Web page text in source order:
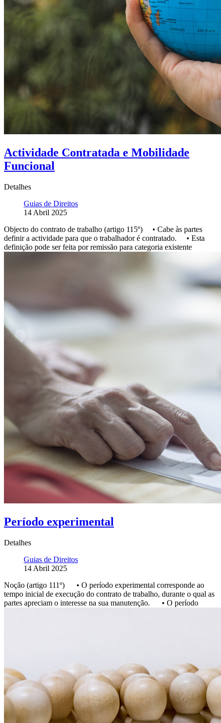
Actividade Contratada e Mobilidade
Funcional
Detalhes
Guias de Direitos
14 Abril 2025
Objecto do contrato de trabalho (artigo 115º) • Cabe às partes
definir a actividade para que o trabalhador é contratado. • Esta
definição pode ser feita por remissão para categoria existente
Período experimental
Detalhes
Guias de Direitos
14 Abril 2025
Noção (artigo 111º) • O período experimental corresponde ao
tempo inicial de execução do contrato de trabalho, durante o qual as
partes apreciam o interesse na sua manutenção. • O período